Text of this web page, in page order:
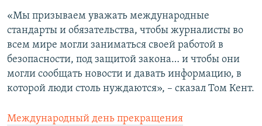
«Мы призываем уважать международные
стандарты и обязательства, чтобы журналисты во
всем мире могли заниматься своей работой в
безопасности, под защитой закона… и чтобы они
могли сообщать новости и давать информацию, в
которой люди столь нуждаются», – сказал Том Кент.
Международный день прекращения